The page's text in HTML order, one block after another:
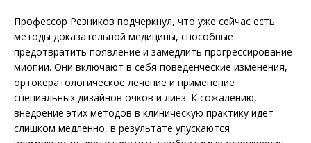
Профессор Резников подчеркнул, что уже сейчас есть
методы доказательной медицины, способные
предотвратить появление и замедлить прогрессирование
миопии. Они включают в себя поведенческие изменения,
ортокератологическое лечение и применение
специальных дизайнов очков и линз. К сожалению,
внедрение этих методов в клиническую практику идет
слишком медленно, в результате упускаются